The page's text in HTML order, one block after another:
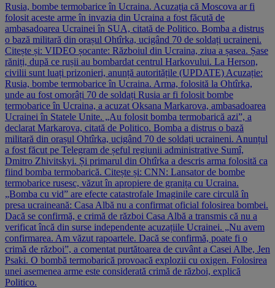
Rusia, bombe termobarice în Ucraina. Acuzația că Moscova ar fi
folosit aceste arme în invazia din Ucraina a fost făcută de
ambasadoarea Ucrainei în SUA, citată de Politico. Bomba a distrus
o bază militară din orașul Ohtîrka, ucigând 70 de soldați ucraineni.
Citește și: VIDEO șocante: Războiul din Ucraina, ziua a șasea. Șase
răniți, după ce rușii au bombardat centrul Harkovului. La Herson,
civilii sunt luați prizonieri, anunță autoritățile (UPDATE) Acuzație:
Rusia, bombe termobarice în Ucraina. Arma, folosită la Ohtîrka,
unde au fost omorâți 70 de soldați Rusia ar fi folosit bombe
termobarice în Ucraina, a acuzat Oksana Markarova, ambasadoarea
Ucrainei în Statele Unite. „Au folosit bomba termobarică azi”, a
declarat Markarova, citată de Politico. Bomba a distrus o bază
militară din orașul Ohtîrka, ucigând 70 de soldați ucraineni. Anunțul
a fost făcut pe Telegram de șeful regiunii administrative Sumî,
Dmitro Zhivitskyi. Și primarul din Ohtîrka a descris arma folosită ca
fiind bomba termobarică. Citește și: CNN: Lansator de bombe
termobarice rusesc, văzut în apropiere de granița cu Ucraina.
„Bomba cu vid” are efecte catastrofale Imaginile care circulă în
presa ucraineană: Casa Albă nu a confirmat oficial folosirea bombei.
Dacă se confirmă, e crimă de război Casa Albă a transmis că nu a
verificat încă din surse independente acuzațiile Ucrainei. „Nu avem
confirmarea. Am văzut rapoartele. Dacă se confirmă, poate fi o
crimă de război”, a comentat purtătoarea de cuvânt a Casei Albe, Jen
Psaki. O bombă termobarică provoacă explozii cu oxigen. Folosirea
unei asemenea arme este considerată crimă de război, explică
Politico.